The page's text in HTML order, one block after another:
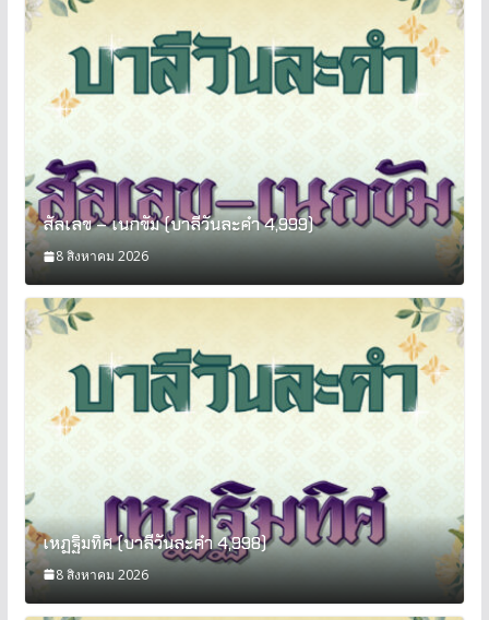
สัลเลข – เนกขัม (บาลีวันละคำ 4,999)
8 สิงหาคม 2026
เหฏฐิมทิศ (บาลีวันละคำ 4,998)
8 สิงหาคม 2026